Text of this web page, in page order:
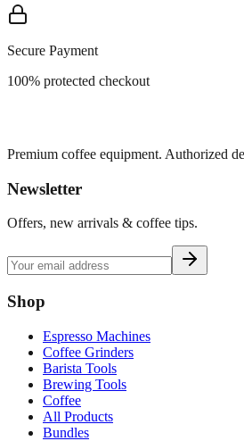
Secure Payment
100% protected checkout
Premium coffee equipment. Authorized
Newsletter
Offers, new arrivals & coffee tips.
Shop
Espresso Machines
Coffee Grinders
Barista Tools
Brewing Tools
Coffee
All Products
Bundles